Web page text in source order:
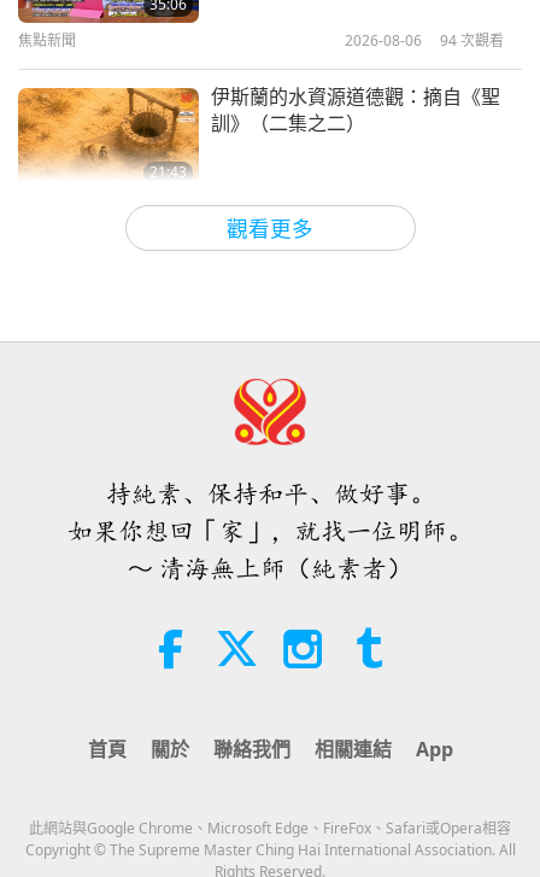
觀看更多
35:06
焦點新聞 2026-08-06 94次觀看
21:43
伊斯蘭的水資源道德觀：摘自《聖
訓》（二集之二）
2026-08-06
19:47
38:45
師父內邊的和平會談（二集之一）
師徒之間 2026-08-06 1158
2:01
肉品製造商權益
25:38
ＭＡＰＡ對師父的提問（二集之一）
持純素、保持和平、做好事。
如果你想回「家」，就找一位明師。
～ 清海無上師（純素者）
首頁 關於 聯絡我們 相關連結 App
此網站與Google Chrome、Microsoft Edge、FireFox、Safari或Opera相容
Copyright © The Supreme Master Ching Hai International Association. All
Rights Reserved.